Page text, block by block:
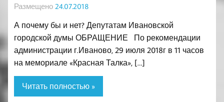
Размещено 24.07.2018
А почему бы и нет? Депутатам Ивановской
городской думы ОБРАЩЕНИЕ По рекомендации
администрации г.Иваново, 29 июля 2018г в 11 часов
на мемориале «Красная Талка», […]
Читать полностью »